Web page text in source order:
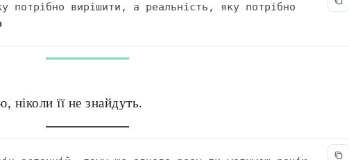
потрібно вирішити, а реальність, яку потрібно
ніколи її не знайдуть.